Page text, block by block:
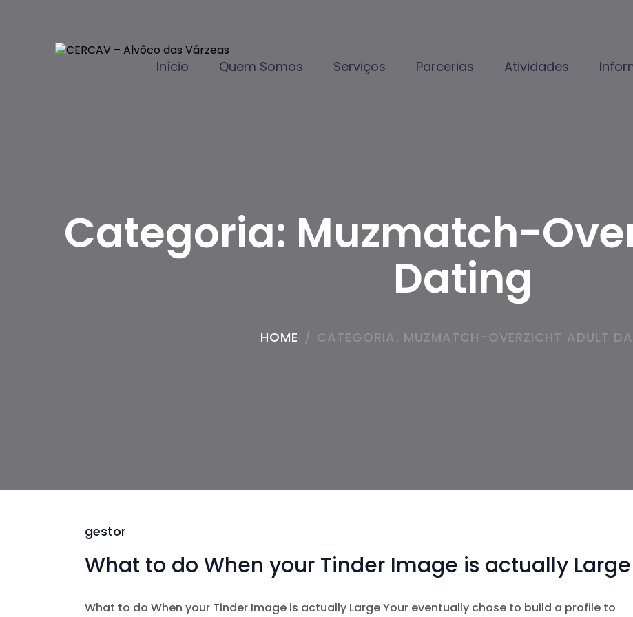
Início Quem Somos Serviços Parcerias Atividades
Categoria: Muzmatch-
Dating
HOME / CATEGORIA: MUZMATCH-OVERZICHT ADULT
gestor
What to do When your Tinder Image is actually Large
What to do When your Tinder Image is actually Large Your eventually chose to build a profile to